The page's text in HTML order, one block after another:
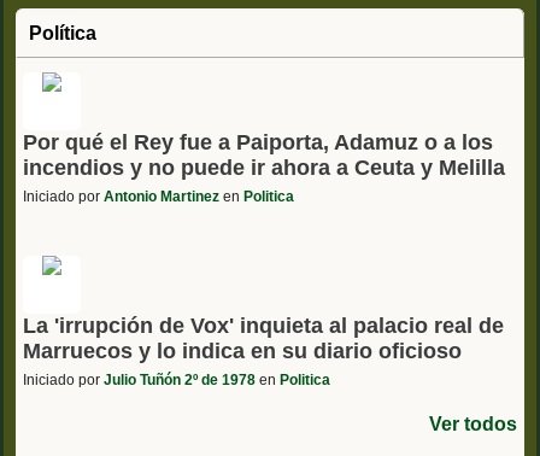
Política
Por qué el Rey fue a Paiporta, Adamuz o a los
incendios y no puede ir ahora a Ceuta y Melilla
Iniciado por Antonio Martinez en Politica
La 'irrupción de Vox' inquieta al palacio real de
Marruecos y lo indica en su diario oficioso
Iniciado por Julio Tuñón 2º de 1978 en Politica
Ver todos